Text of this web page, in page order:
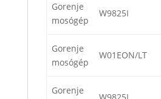
Gorenje
mosógép
W9825I
Gorenje
mosógép
W01EON/LT
Gorenje